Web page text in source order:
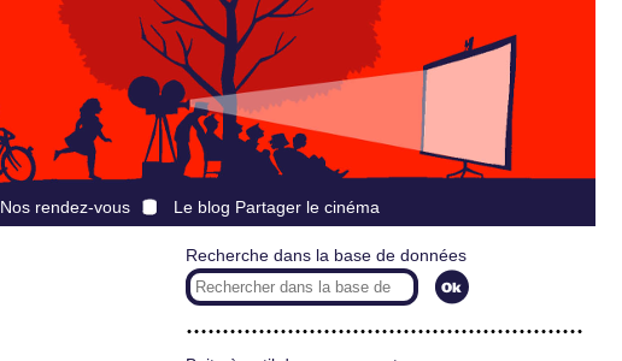
Nos rendez-vous Le blog Partager le cinéma
Recherche dans la base de données